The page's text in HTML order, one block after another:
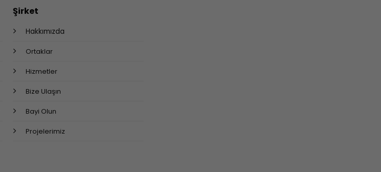
Şirket
Hakkımızda
Ortaklar
Hizmetler
Bize Ulaşın
Bayi Olun
Projelerimiz